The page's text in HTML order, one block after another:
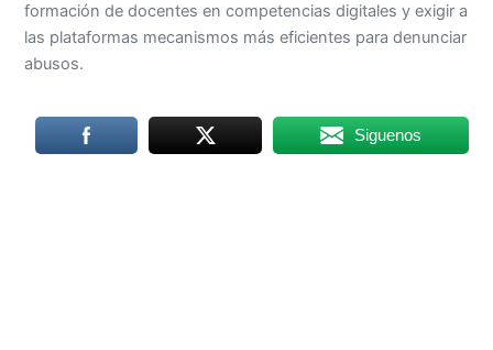
formación de docentes en competencias digitales y exigir a
las plataformas mecanismos más eficientes para denunciar
abusos.
Siguenos